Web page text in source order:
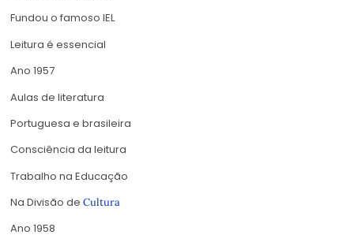
Fundou o famoso IEL
Leitura é essencial
Ano 1957
Aulas de literatura
Portuguesa e brasileira
Consciência da leitura
Trabalho na Educação
Na Divisão de Cultura
Ano 1958